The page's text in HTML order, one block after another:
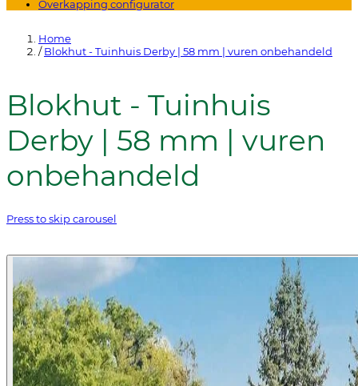
Overkapping configurator
Home
/ Blokhut - Tuinhuis Derby | 58 mm | vuren onbehandeld
Blokhut - Tuinhuis
Derby | 58 mm | vuren
onbehandeld
Press to skip carousel